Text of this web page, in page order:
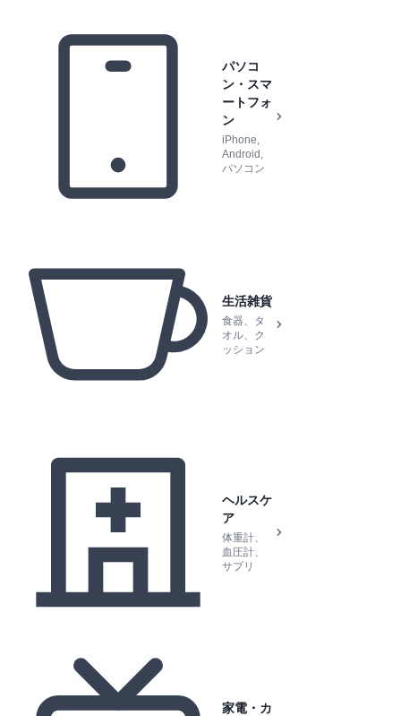
パソコ
ン・スマ
ートフォ
ン
iPhone,
Android,
パソコン
生活雑貨
食器、タ
オル、ク
ッション
ヘルスケ
ア
体重計、
血圧計、
サプリ
家電・カ